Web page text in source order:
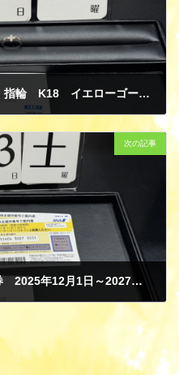
貴金属 ジュエリー リング 指輪 K18 イエローゴールド エメラルド PT850 プラチナ 買取
次の記事
航空 JAL ANA 株主優待券 2025年12月1日～2027年5月31日 金券 商品券 ギフトカード 買取